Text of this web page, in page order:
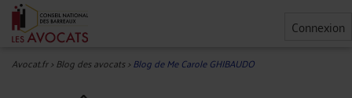
Connexion
Avocat.fr>Blog des avocats>Blog de Me Carole GHIBAUDO